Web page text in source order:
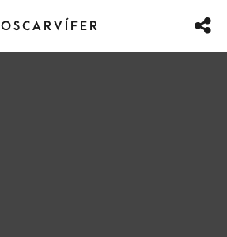
OSCARVÍFER